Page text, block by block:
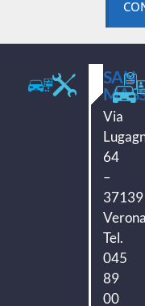
SAN
Via
64
–
37139
Verona
Tel.
045
89
00